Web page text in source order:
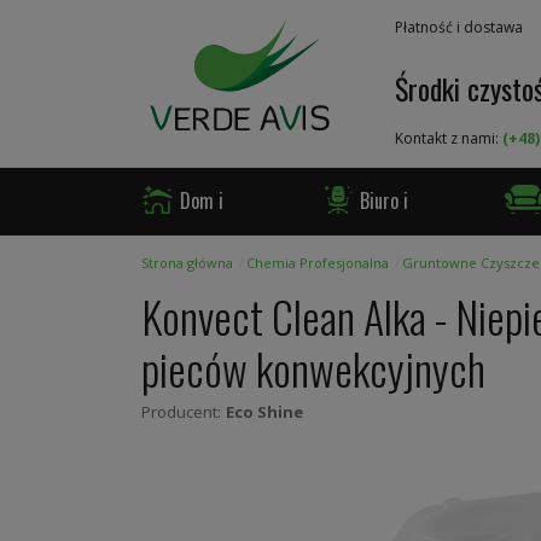
Płatność i dostawa
Środki
Kontakt z nami:
Dom i
Ogród
Biuro i
Firma
Strona główna Chemia Profesjonalna Gruntowne
Konvect Clean Alka -
pieców konwekcyjnych
Producent: Eco Shine